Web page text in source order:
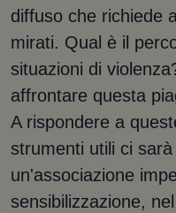
diffuso che richiede
mirati. Qual è il
situazioni di
affrontare questa
A rispondere a
strumenti utili ci
un'associazione
sensibilizzazione,